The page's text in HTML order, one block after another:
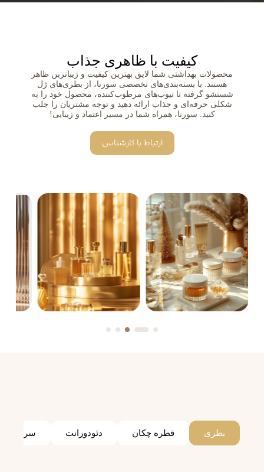
کیفیت با ظاهری جذاب
محصولات بهداشتی شما لایق بهترین کیفیت و زیباترین ظاهر
هستند. با بسته‌بندی‌های تخصصی سورنا، از بطری‌های ژل
شستشو گرفته تا تیوب‌های مرطوب‌کننده، محصول خود را به
شکلی حرفه‌ای و جذاب ارائه دهید و توجه مشتریان را جلب
کنید. سورنا، همراه شما در مسیر اعتماد و زیبایی!
ارتباط با کارشناس
بطری قطره چکان دئودورانت سرم